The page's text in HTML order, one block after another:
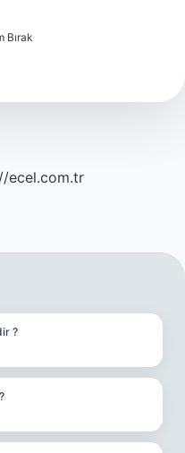
Bırak
ecel.com.tr
?